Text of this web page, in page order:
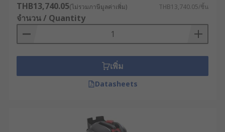
THB13,740.05(ไม่รวมภาษีมูลค่าเพิ่ม) THB13,740.05/ชิ้น
จำนวน / Quantity
เพิ่ม
Datasheets